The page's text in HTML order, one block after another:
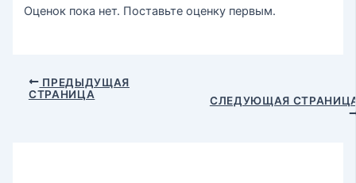
Оценок пока нет. Поставьте оценку первым.
ПРЕДЫДУЩАЯ
СТРАНИЦА
СЛЕДУЮЩАЯ